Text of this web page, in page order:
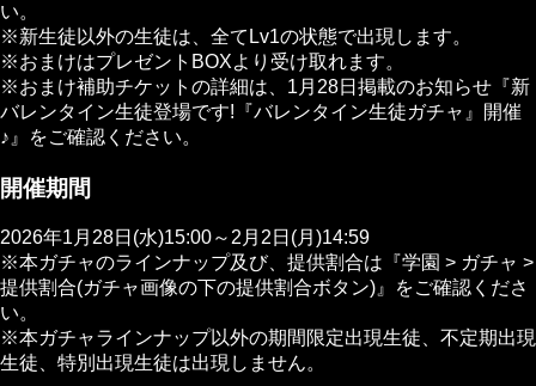
い。
※新生徒以外の生徒は、全てLv1の状態で出現します。
※おまけはプレゼントBOXより受け取れます。
※おまけ補助チケットの詳細は、1月28日掲載のお知らせ『新
バレンタイン生徒登場です!『バレンタイン生徒ガチャ』開催
♪』をご確認ください。
開催期間
2026年1月28日(水)15:00～2月2日(月)14:59
※本ガチャのラインナップ及び、提供割合は『学園 > ガチャ >
提供割合(ガチャ画像の下の提供割合ボタン)』をご確認くださ
い。
※本ガチャラインナップ以外の期間限定出現生徒、不定期出現
生徒、特別出現生徒は出現しません。